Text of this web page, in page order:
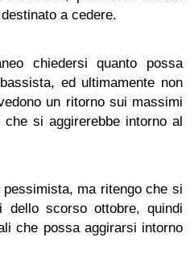
a cedere.
chiedersi quanto possa
ed ultimamente non
un ritorno sui massimi
si aggirerebbe intorno al
ma ritengo che si
dello scorso ottobre, quindi
che possa aggirarsi intorno